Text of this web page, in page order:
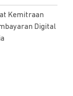
Kemitraan
Digital